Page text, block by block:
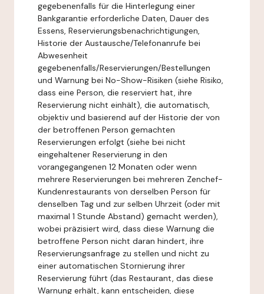
gegebenenfalls für die Hinterlegung einer
Bankgarantie erforderliche Daten, Dauer des
Essens, Reservierungsbenachrichtigungen,
Historie der Austausche/Telefonanrufe bei
Abwesenheit
gegebenenfalls/Reservierungen/Bestellungen
und Warnung bei No-Show-Risiken (siehe Risiko,
dass eine Person, die reserviert hat, ihre
Reservierung nicht einhält), die automatisch,
objektiv und basierend auf der Historie der von
der betroffenen Person gemachten
Reservierungen erfolgt (siehe bei nicht
eingehaltener Reservierung in den
vorangegangenen 12 Monaten oder wenn
mehrere Reservierungen bei mehreren Zenchef-
Kundenrestaurants von derselben Person für
denselben Tag und zur selben Uhrzeit (oder mit
maximal 1 Stunde Abstand) gemacht werden),
wobei präzisiert wird, dass diese Warnung die
betroffene Person nicht daran hindert, ihre
Reservierungsanfrage zu stellen und nicht zu
einer automatischen Stornierung ihrer
Reservierung führt (das Restaurant, das diese
Warnung erhält, kann entscheiden, diese